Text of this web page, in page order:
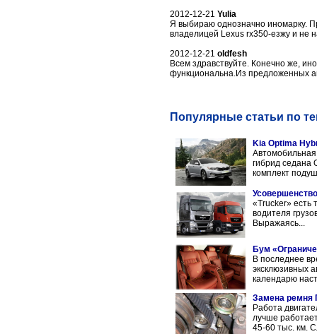
2012-12-21 Yulia
Я выбираю однозначно иномарку.
владелицей Lexus rx350-езжу и не
2012-12-21 oldfesh
Всем здравствуйте. Конечно же,
функциональна.Из предложенных
Популярные статьи по
Kia Optima
гибрид седана
комплект
«Trucker» есть
водителя
Выражаясь...
Бум
В последнее
эксклюзивных
календарю
Замена ремня
Работа
лучше
45-60 тыс. км.